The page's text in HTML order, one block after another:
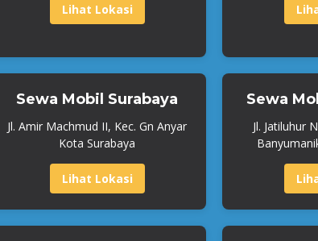
Lihat Lokasi
Sewa Mobil Surabaya
Jl. Amir Machmud II, Kec. Gn Anyar
Kota Surabaya
Lihat Lokasi
Sewa
Jl. Jatiluhur